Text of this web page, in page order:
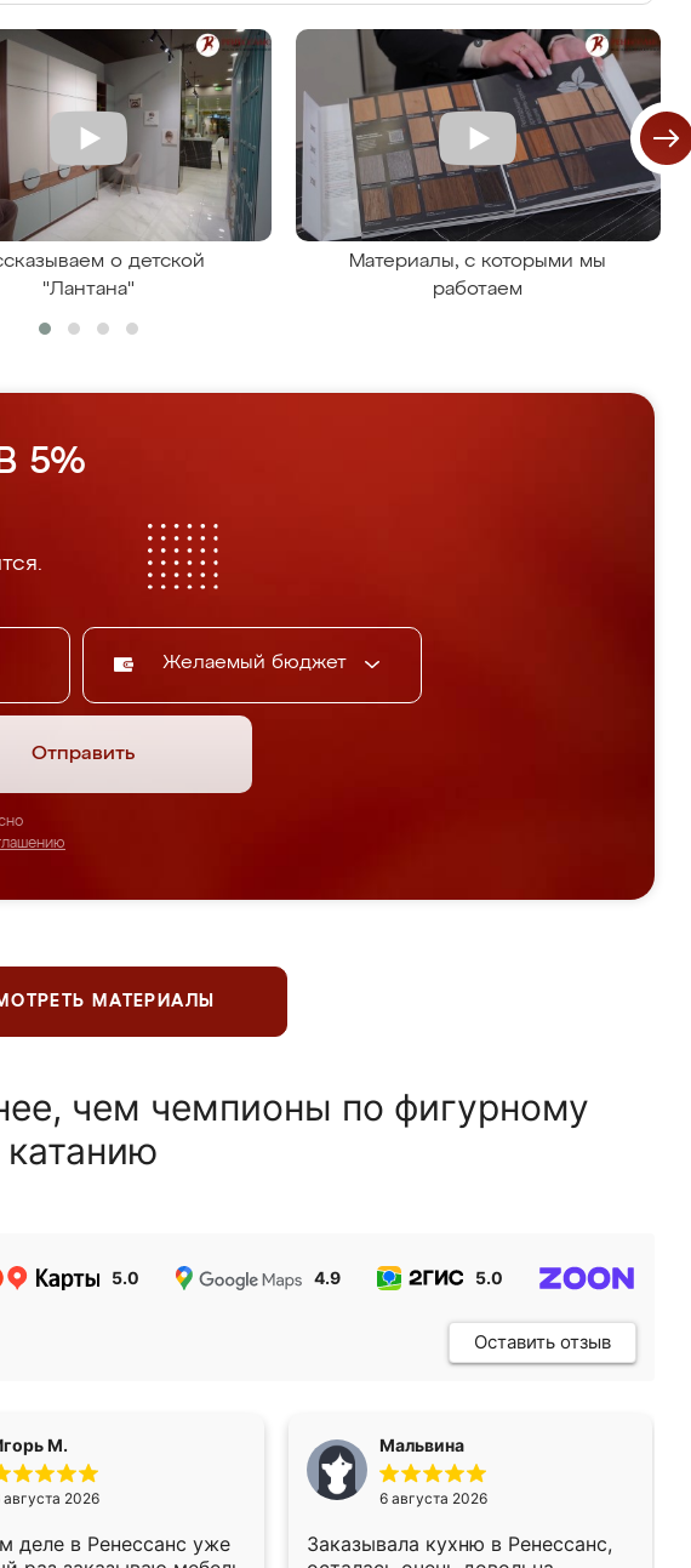
о детской
"Лантана"
Материалы, с которыми мы
работаем
5%
Желаемый бюджет
Отправить
МАТЕРИАЛЫ
чем чемпионы по фигурному
катанию
5.0 4.9 5.0
Оставить отзыв
М.
августа 2026
деле в Ренессанс уже
Мальвина
6 августа 2026
Заказывала кухню в Ренессанс,